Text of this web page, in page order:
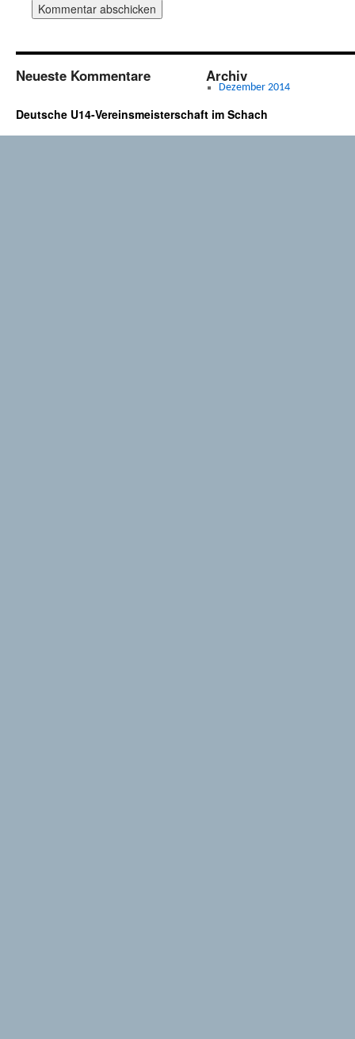
Neueste Kommentare Archiv
Dezember 2014
Deutsche U14-Vereinsmeisterschaft im Schach